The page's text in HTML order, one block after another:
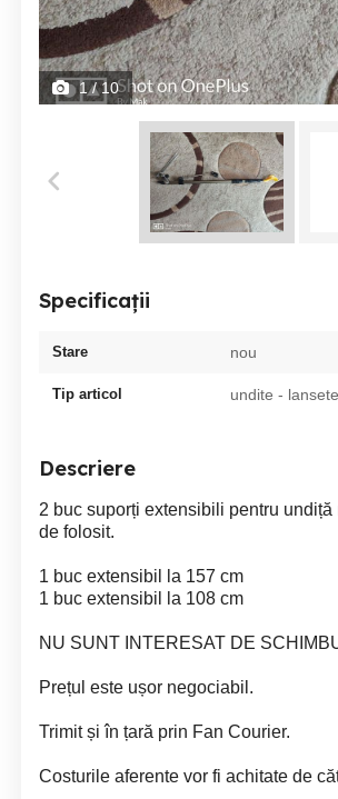
1/ 10
Specificații
Stare nou
Tip articol undite - lansete
Descriere
2 buc suporți extensibili pentru
de folosit.
1 buc extensibil la 157 cm
1 buc extensibil la 108 cm
NU SUNT INTERESAT DE
Prețul este ușor negociabil.
Trimit și în țară prin Fan Courier.
Costurile aferente vor fi achitate de